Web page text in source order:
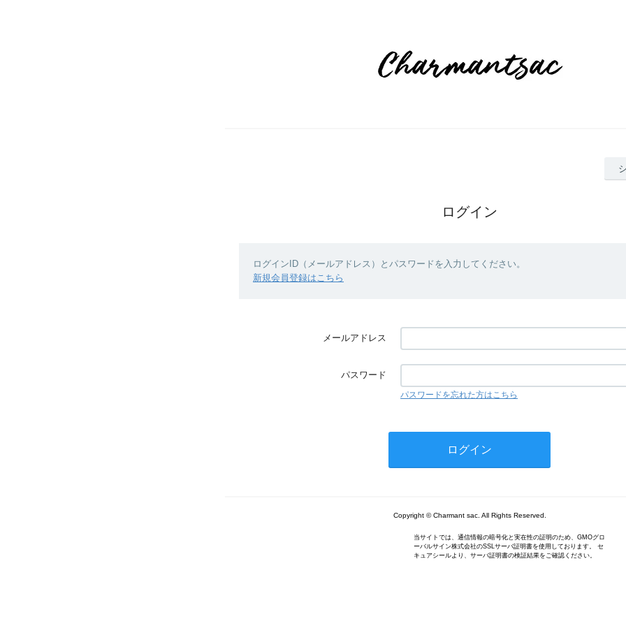
ログイン
ログインID（メールアドレス）とパスワードを入力してください。
新規会員登録はこちら
メールアドレス
パスワード
パスワードを忘れた方はこちら
Copyright © Charmant sac. All Rights Reserved.
当サイトでは、通信情報の暗号化と実在性の証明のため、GMOグロ
ーバルサイン株式会社のSSLサーバ証明書を使用しております。 セ
キュアシールより、サーバ証明書の検証結果をご確認ください。